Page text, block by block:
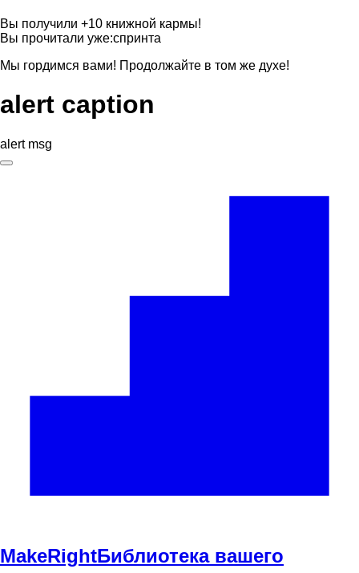
Вы получили +10 книжной кармы!
Вы прочитали уже:спринта
Мы гордимся вами! Продолжайте в том же духе!
alert caption
alert msg
MakeRightБиблиотека вашего